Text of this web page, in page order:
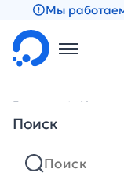
Мы
Поиск
Главная Новости